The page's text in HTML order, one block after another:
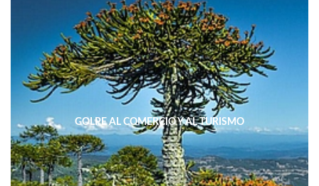
GOLPE AL COMERCIO Y AL TURISMO